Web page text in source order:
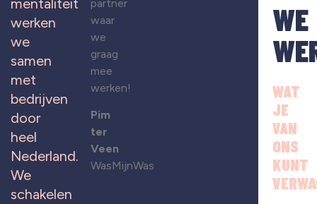
mentaliteit
werken
we
samen
met
bedrijven
door
heel
Nederland.
We
schakelen
partner
waar
we
graag
mee
werken!
Pim
ter
Veen
WasMijnWas
WE
WAT
JE
VAN
ONS
KUNT